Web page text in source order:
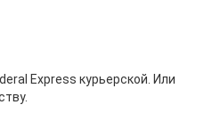
Express курьерской. Или